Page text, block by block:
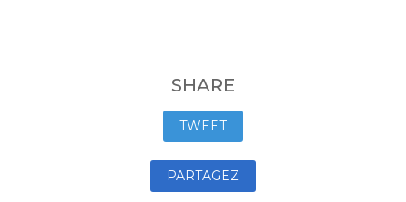
SHARE
TWEET
PARTAGEZ